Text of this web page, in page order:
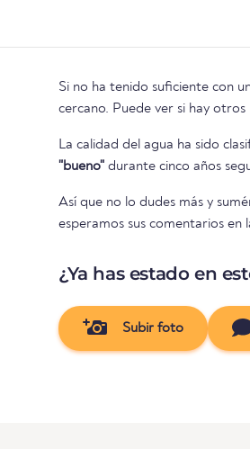
Si no ha tenido suficiente con
cercano. Puede ver si hay
La calidad del agua ha sido
"bueno" durante cinco años
Así que no lo dudes más y
esperamos sus comentarios en
¿Ya has estado en
Subir foto